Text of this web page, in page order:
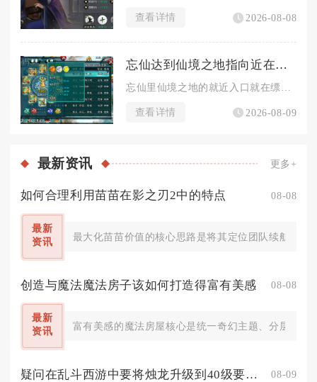
查看详情 2026-08-08
忘仙达到仙境之地指向近在何处
忘仙里仙境之地的就近入口就在缥缈王城主城的境界NPC仙尊处，...
查看详情 2026-08-09
最新资讯 更多+
如何合理利用苗苗在影之刃2中的特点 08-08
最新
资讯
最大化苗苗价值的核心思路是将其定位团队续航辅
创造与魔法魔法房子该如何打造得富有美感 08-08
最新
资讯
富有美感的魔法房屋核心是统一奇幻主题、分层几
疑问在乱斗西游中要将烛龙升级到40级要怎么办 08-09